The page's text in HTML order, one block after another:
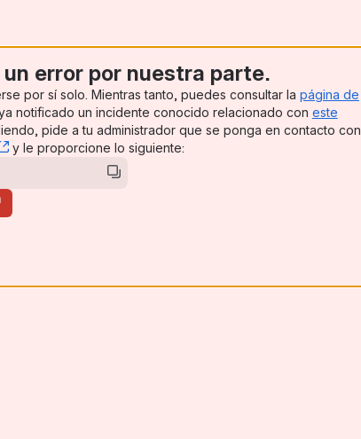
error por nuestra parte.
por sí solo. Mientras tanto, puedes consultar la página de
notificado un incidente conocido relacionado con este
pide a tu administrador que se ponga en contacto con
, (opens new window)
y le proporcione lo siguiente: